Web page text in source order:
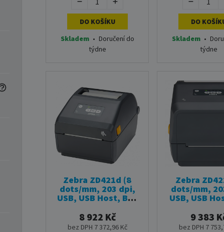
DO KOŠÍKU
Skladem • Doručení do
týdne
DO
Skladem •
týdne
Zebra ZD421d (8
dots/mm, 203 dpi,
USB, USB Host, BT ,
8 922 Kč
bez DPH 7 372,96 Kč
Zebra
dots/mm,
USB, USB
9 383
bez DPH 7